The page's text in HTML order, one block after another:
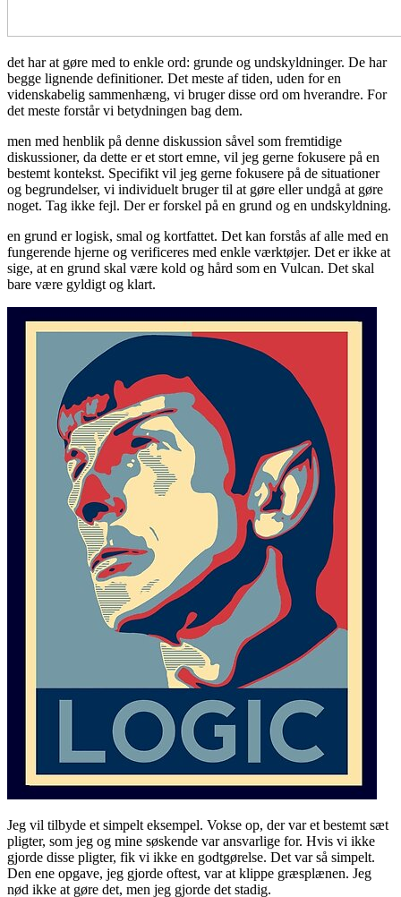
det har at gøre med to enkle ord: grunde og undskyldninger. De har
begge lignende definitioner. Det meste af tiden, uden for en
videnskabelig sammenhæng, vi bruger disse ord om hverandre. For
det meste forstår vi betydningen bag dem.
men med henblik på denne diskussion såvel som fremtidige
diskussioner, da dette er et stort emne, vil jeg gerne fokusere på en
bestemt kontekst. Specifikt vil jeg gerne fokusere på de situationer
og begrundelser, vi individuelt bruger til at gøre eller undgå at gøre
noget. Tag ikke fejl. Der er forskel på en grund og en undskyldning.
en grund er logisk, smal og kortfattet. Det kan forstås af alle med en
fungerende hjerne og verificeres med enkle værktøjer. Det er ikke at
sige, at en grund skal være kold og hård som en Vulcan. Det skal
bare være gyldigt og klart.
Jeg vil tilbyde et simpelt eksempel. Vokse op, der var et bestemt sæt
pligter, som jeg og mine søskende var ansvarlige for. Hvis vi ikke
gjorde disse pligter, fik vi ikke en godtgørelse. Det var så simpelt.
Den ene opgave, jeg gjorde oftest, var at klippe græsplænen. Jeg
nød ikke at gøre det, men jeg gjorde det stadig.